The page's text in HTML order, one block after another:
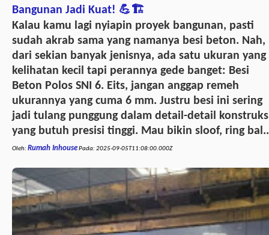
Bangunan Jadi Kuat! 💪🏗️
Kalau kamu lagi nyiapin proyek bangunan, pasti
sudah akrab sama yang namanya besi beton. Nah,
dari sekian banyak jenisnya, ada satu ukuran yang
kelihatan kecil tapi perannya gede banget: Besi
Beton Polos SNI 6. Eits, jangan anggap remeh
ukurannya yang cuma 6 mm. Justru besi ini sering
jadi tulang punggung dalam detail-detail
yang butuh presisi tinggi. Mau bikin sloof, ring
Oleh:Rumah InhousePada:2025-09-05T11:08:00.000Z